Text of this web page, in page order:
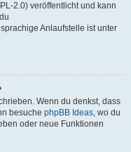
2.0) veröffentlicht und kann
Anlaufstelle ist unter
Wenn du denkst, dass
besuche phpBB Ideas, wo du
oder neue Funktionen